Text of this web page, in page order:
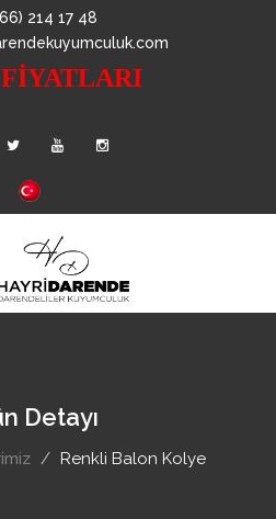
214 17 48
Detayı
Renkli Balon Kolye